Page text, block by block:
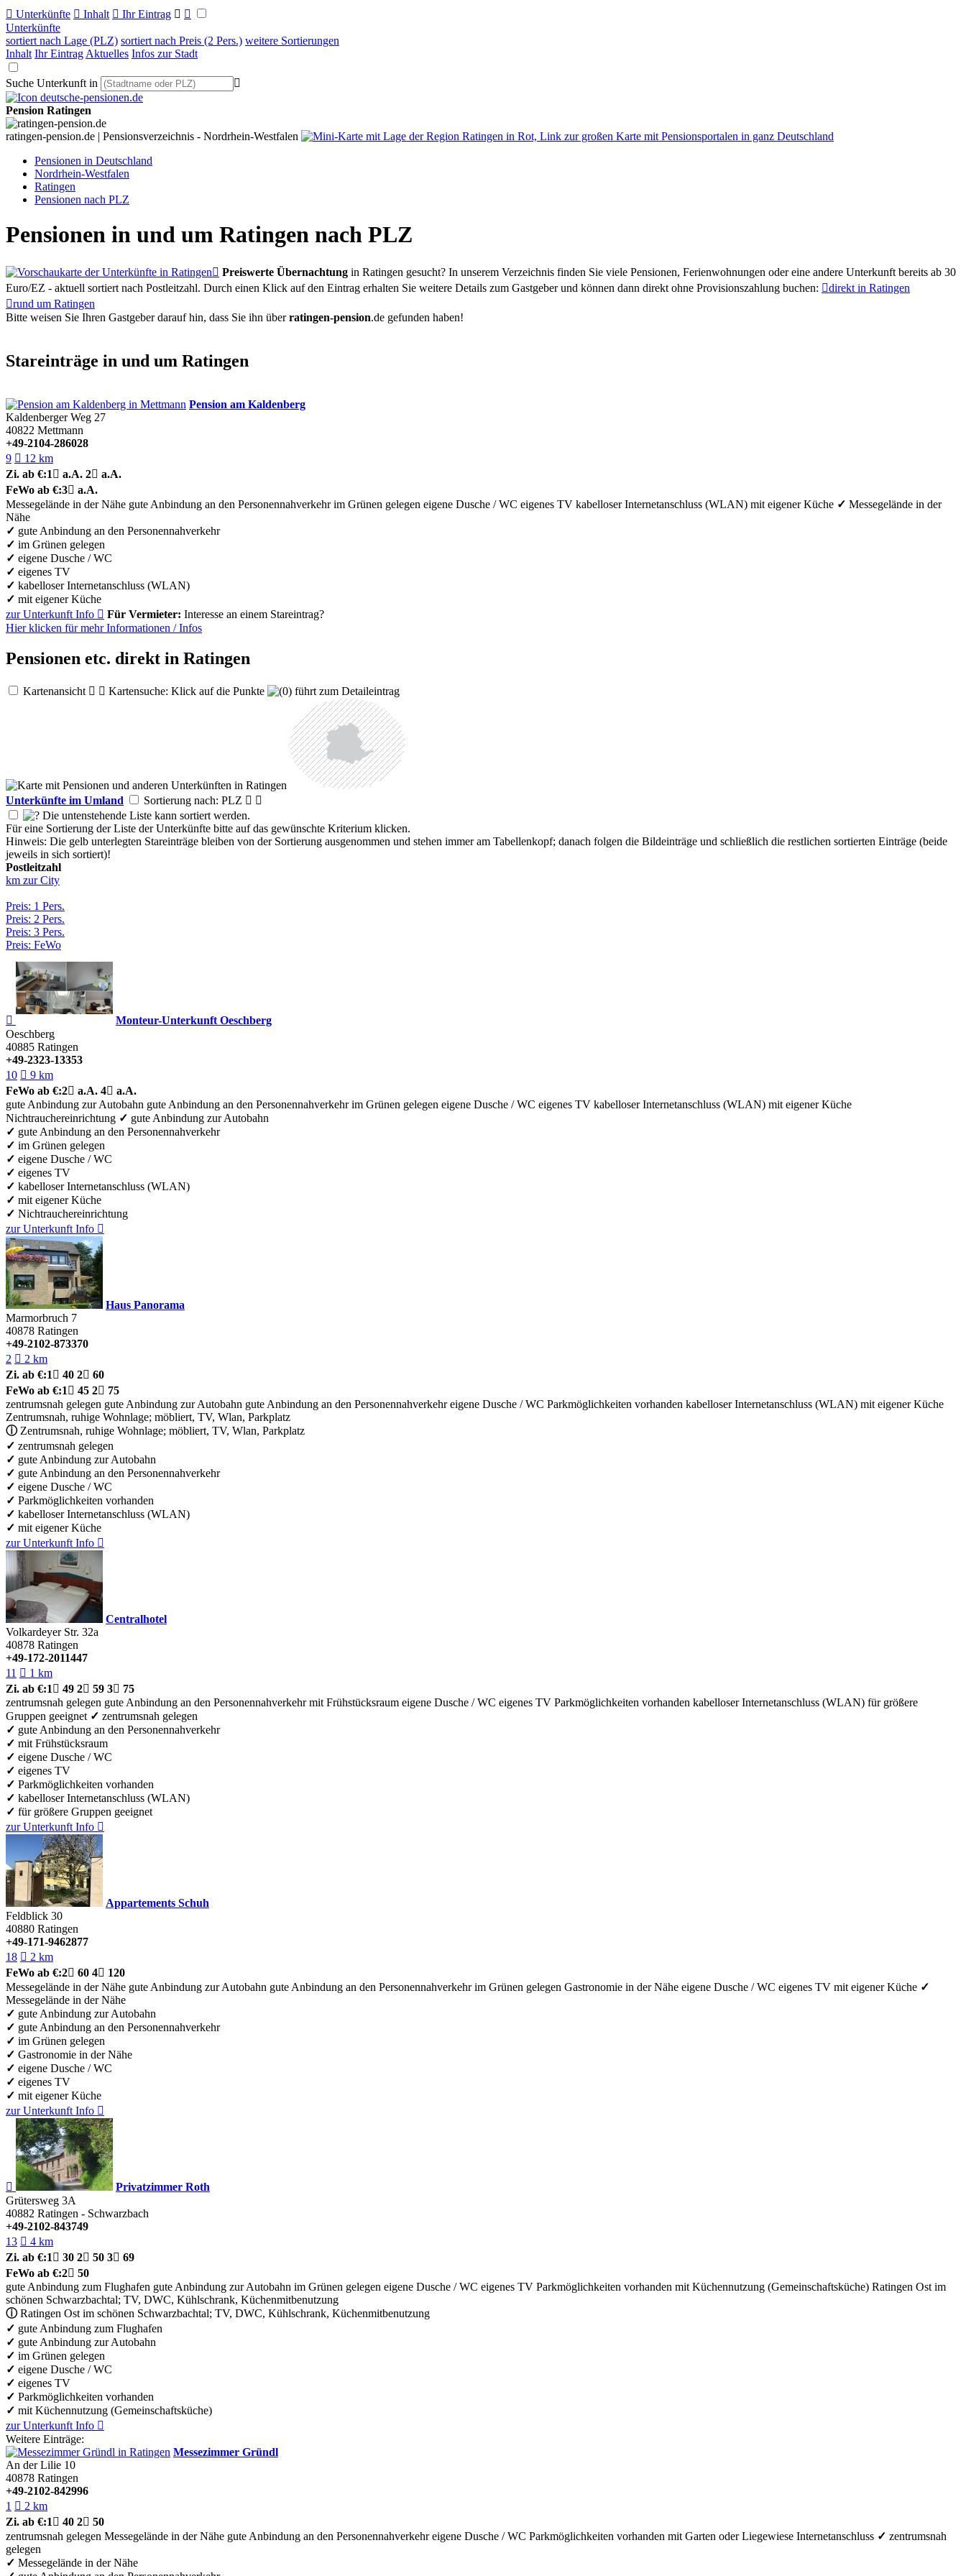
 Unterkünfte  Inhalt  Ihr Eintrag  
Unterkünfte
sortiert nach Lage (PLZ) sortiert nach Preis (2 Pers.) weitere Sortierungen
Inhalt Ihr Eintrag Aktuelles Infos zur Stadt
Suche Unterkunft in 
Pension Ratingen
ratingen-pension.de | Pensionsverzeichnis - Nordrhein-Westfalen
Pensionen in Deutschland
Nordrhein-Westfalen
Ratingen
Pensionen nach PLZ
Pensionen in und um Ratingen nach PLZ
 Preiswerte Übernachtung in Ratingen gesucht? In unserem Verzeichnis finden Sie viele Pensionen, Ferienwohnungen oder eine andere Unterkunft bereits ab 30
Euro/EZ - aktuell sortiert nach Postleitzahl. Durch einen Klick auf den Eintrag erhalten Sie weitere Details zum Gastgeber und können dann direkt ohne Provisionszahlung buchen: direkt in Ratingen
rund um Ratingen
Bitte weisen Sie Ihren Gastgeber darauf hin, dass Sie ihn überratingen-pension.de gefunden haben!
Stareinträge in und um Ratingen
Pension am Kaldenberg
Kaldenberger Weg 27
40822 Mettmann
+49-2104-286028
9  12 km
Zi. ab €:1  a.A. 2 a.A.
FeWo ab €:3 a.A.
Messegelände in der Nähe gute Anbindung an den Personennahverkehr im Grünen gelegen eigene Dusche / WC eigenes TV kabelloser Internetanschluss (WLAN) mit eigener Küche ✓ Messegelände in der
Nähe
✓ gute Anbindung an den Personennahverkehr
✓ im Grünen gelegen
✓ eigene Dusche / WC
✓ eigenes TV
✓ kabelloser Internetanschluss (WLAN)
✓ mit eigener Küche
zur Unterkunft Info  Für Vermieter: Interesse an einem Stareintrag?
Hier klicken für mehrInformationen /Infos
Pensionen etc. direkt in Ratingen
Kartenansicht   Kartensuche: Klick auf die Punkte führt zum Detaileintrag
Unterkünfte im Umland Sortierung nach: PLZ  
Die untenstehende Liste kann sortiert werden.
Für eine Sortierung der Liste der Unterkünfte bitte auf das gewünschte Kriterium klicken.
Hinweis: Die gelb unterlegten Stareinträge bleiben von der Sortierung ausgenommen und stehen immer am Tabellenkopf; danach folgen die Bildeinträge und schließlich die restlichen sortierten Einträge (beide
jeweils in sich sortiert)!
Postleitzahl
km zur City
Preis: 1 Pers.
Preis: 2 Pers.
Preis: 3 Pers.
Preis: FeWo

Monteur-Unterkunft Oeschberg
Oeschberg
40885 Ratingen
+49-2323-13353
10  9 km
FeWo ab €:2 a.A. 4 a.A.
gute Anbindung zur Autobahn gute Anbindung an den Personennahverkehr im Grünen gelegen eigene Dusche / WC eigenes TV kabelloser Internetanschluss (WLAN) mit eigener Küche
Nichtrauchereinrichtung ✓ gute Anbindung zur Autobahn
✓ gute Anbindung an den Personennahverkehr
✓ im Grünen gelegen
✓ eigene Dusche / WC
✓ eigenes TV
✓ kabelloser Internetanschluss (WLAN)
✓ mit eigener Küche
✓ Nichtrauchereinrichtung
zur Unterkunft Info 
Haus Panorama
Marmorbruch 7
40878 Ratingen
+49-2102-873370
2  2 km
Zi. ab €:1  40 2 60
FeWo ab €:1  45 2 75
zentrumsnah gelegen gute Anbindung zur Autobahn gute Anbindung an den Personennahverkehr eigene Dusche / WC Parkmöglichkeiten vorhanden kabelloser Internetanschluss (WLAN) mit eigener Küche
Zentrumsnah, ruhige Wohnlage; möbliert, TV, Wlan, Parkplatz
ⓘZentrumsnah, ruhige Wohnlage; möbliert, TV, Wlan, Parkplatz
✓ zentrumsnah gelegen
✓ gute Anbindung zur Autobahn
✓ gute Anbindung an den Personennahverkehr
✓ eigene Dusche / WC
✓ Parkmöglichkeiten vorhanden
✓ kabelloser Internetanschluss (WLAN)
✓ mit eigener Küche
zur Unterkunft Info 
Centralhotel
Volkardeyer Str. 32a
40878 Ratingen
+49-172-2011447
11  1 km
Zi. ab €:1  49 2 59 3 75
zentrumsnah gelegen gute Anbindung an den Personennahverkehr mit Frühstücksraum eigene Dusche / WC eigenes TV Parkmöglichkeiten vorhanden kabelloser Internetanschluss (WLAN) für größere
Gruppen geeignet ✓ zentrumsnah gelegen
✓ gute Anbindung an den Personennahverkehr
✓ mit Frühstücksraum
✓ eigene Dusche / WC
✓ eigenes TV
✓ Parkmöglichkeiten vorhanden
✓ kabelloser Internetanschluss (WLAN)
✓ für größere Gruppen geeignet
zur Unterkunft Info 
Appartements Schuh
Feldblick 30
40880 Ratingen
+49-171-9462877
18  2 km
FeWo ab €:2 60 4 120
Messegelände in der Nähe gute Anbindung zur Autobahn gute Anbindung an den Personennahverkehr im Grünen gelegen Gastronomie in der Nähe eigene Dusche / WC eigenes TV mit eigener Küche ✓
Messegelände in der Nähe
✓ gute Anbindung zur Autobahn
✓ gute Anbindung an den Personennahverkehr
✓ im Grünen gelegen
✓ Gastronomie in der Nähe
✓ eigene Dusche / WC
✓ eigenes TV
✓ mit eigener Küche
zur Unterkunft Info 

Privatzimmer Roth
Grütersweg 3A
40882 Ratingen - Schwarzbach
+49-2102-843749
13  4 km
Zi. ab €:1  30 2 50 3 69
FeWo ab €:2 50
gute Anbindung zum Flughafen gute Anbindung zur Autobahn im Grünen gelegen eigene Dusche / WC eigenes TV Parkmöglichkeiten vorhanden mit Küchennutzung (Gemeinschaftsküche) Ratingen Ost im
schönen Schwarzbachtal; TV, DWC, Kühlschrank, Küchenmitbenutzung
ⓘRatingen Ost im schönen Schwarzbachtal; TV, DWC, Kühlschrank, Küchenmitbenutzung
✓ gute Anbindung zum Flughafen
✓ gute Anbindung zur Autobahn
✓ im Grünen gelegen
✓ eigene Dusche / WC
✓ eigenes TV
✓ Parkmöglichkeiten vorhanden
✓ mit Küchennutzung (Gemeinschaftsküche)
zur Unterkunft Info 
Weitere Einträge:
Messezimmer Gründl
An der Lilie 10
40878 Ratingen
+49-2102-842996
1  2 km
Zi. ab €:1  40 2 50
zentrumsnah gelegen Messegelände in der Nähe gute Anbindung an den Personennahverkehr eigene Dusche / WC Parkmöglichkeiten vorhanden mit Garten oder Liegewiese Internetanschluss ✓ zentrumsnah
gelegen
✓ Messegelände in der Nähe